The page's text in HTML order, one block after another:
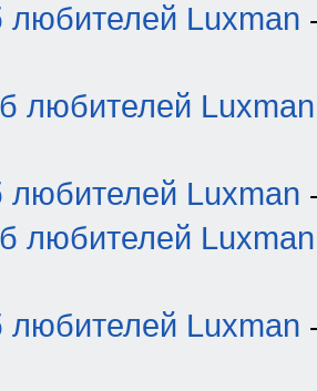
любителей Luxman
любителей Luxman
любителей Luxman
любителей Luxman
любителей Luxman